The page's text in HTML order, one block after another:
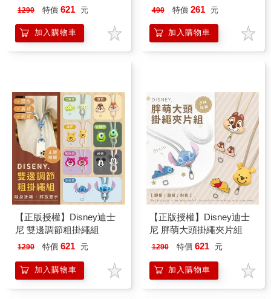
1290 特價 621 元
加入購物車
入組
490 特價 261 元
加入購物車
【正版授權】Disney迪士
尼 雙邊調節粗掛繩組
1290 特價 621 元
加入購物車
【正版授權】Disney迪士
尼 胖萌大頭掛繩夾片組
1290 特價 621 元
加入購物車